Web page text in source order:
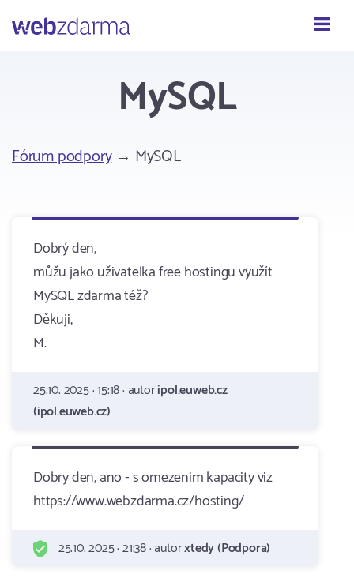
Webzdarma
MySQL
Fórum podpory→ MySQL
Dobrý den,
můžu jako uživatelka free hostingu využít
MySQL zdarma též?
Děkuji,
M.
25.10. 2025 · 15:18 · autoripol.euweb.cz
(ipol.euweb.cz)
Dobry den, ano - s omezenim kapacity viz
https://www.webzdarma.cz/hosting/
25.10. 2025 · 21:38 · autorxtedy (Podpora)